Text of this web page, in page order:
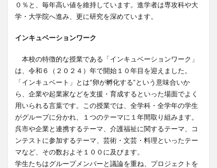
０％と、毎年高い値を維持しています。進学者は専攻科や大
学・大学院へ進み、更に研究を深めています。
インキュベーションワーク
本校の特徴的な授業である「インキュベーションワーク」
は、令和６（２０２４）年で開始１０年目を迎えました。
「インキュベート」とは“卵が孵化する”という意味合いか
ら、企業や起業家などを支援・育成するといった場面でよく
用いられる言葉です。この授業では、全学科・全学年の学生
がグループに分かれ、１つのテーマに１年間取り組みます。
呉市や企業と連携するテーマ、介護福祉に関するテーマ、コ
ンテストに参加するテーマ、芸術・文芸・料理といったテー
マなど、その数およそ１００に及びます。
学生たちはグループメンバーと議論を重ね、プロジェクトを